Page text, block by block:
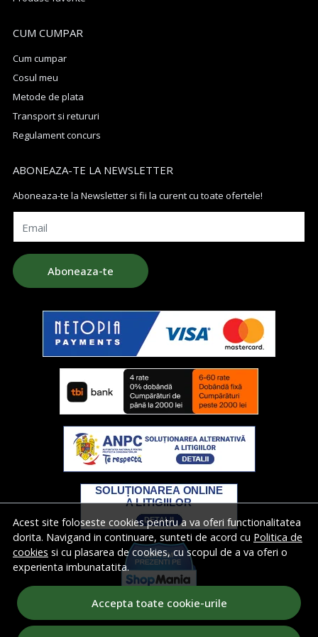
Acest site foloseste cookies pentru a va oferi functionalitatea
dorita. Navigand in continuare, sunteti de acord cu Politica de
cookies si cu plasarea de cookies, cu scopul de a va oferi o
experienta imbunatatita.
Accepta toate cookie-urile
CUM CUMPAR
Cum cumpar
Cosul meu
Metode de plata
Transport si retururi
Regulament concurs
ABONEAZA-TE LA NEWSLETTER
Aboneaza-te la Newsletter si fii la curent cu toate ofertele!
Email
Aboneaza-te